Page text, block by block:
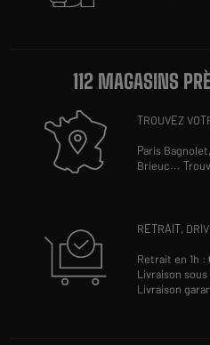
112 MAGASINS
TROUVEZ
Paris
Brieuc...
RETRAIT,
Retrait en 1h :
Livraison
Livraison